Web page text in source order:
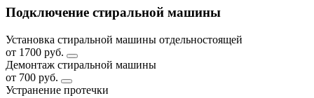
Подключение стиральной машины
Установка стиральной машины отдельностоящей
от 1700 руб.
Демонтаж стиральной машины
от 700 руб.
Устранение протечки